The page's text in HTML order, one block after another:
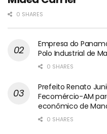
0 SHARES
Empresa do
Polo Industrial de
0 SHARES
Prefeito Renato
Fecomércio-AM
econômico de
0 SHARES